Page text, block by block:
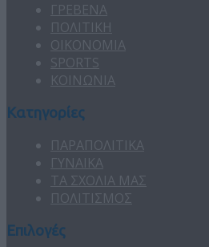
ΓΡΕΒΕΝΑ
ΠΟΛΙΤΙΚΗ
ΟΙΚΟΝΟΜΙΑ
SPORTS
ΚΟΙΝΩΝΙΑ
Κατηγορίες
ΠΑΡΑΠΟΛΙΤΙΚΑ
ΓΥΝΑΙΚΑ
ΤΑ ΣΧΟΛΙΑ ΜΑΣ
ΠΟΛΙΤΙΣΜΟΣ
Επιλογές